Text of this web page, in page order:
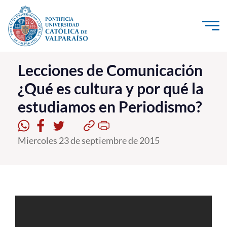
Click acá para ir directamente al contenido
La Universidad
Investigación, Creación e Innovación
PUCV Internacional
Vinculación con el Medio
Lecciones de Comunicación
¿Qué es cultura y por qué la
estudiamos en Periodismo?
Miercoles 23 de septiembre de 2015